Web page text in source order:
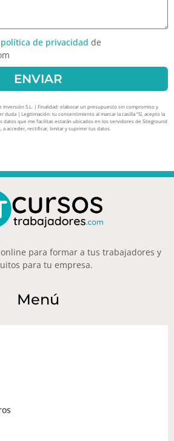
política de privacidad de
ENVIAR
Inversión S.L. | Finalidad: elaborar un presupuesto sin compromiso y
| Legitimación: tu consentimiento al marcar la casilla “Sí, acepto la
datos que me facilitas estarán ubicados en los servidores de Siteground
acceder, rectificar, limitar y suprimir tus datos.
para formar a tus trabajadores y
para tu empresa.
Menú